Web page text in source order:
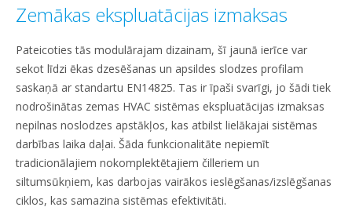
Zemākas ekspluatācijas izmaksas
Pateicoties tās modulārajam dizainam, šī jaunā ierīce var
sekot līdzi ēkas dzesēšanas un apsildes slodzes profilam
saskaņā ar standartu EN14825. Tas ir īpaši svarīgi, jo šādi tiek
nodrošinātas zemas HVAC sistēmas ekspluatācijas izmaksas
nepilnas noslodzes apstākļos, kas atbilst lielākajai sistēmas
darbības laika daļai. Šāda funkcionalitāte nepiemīt
tradicionālajiem nokomplektētajiem čilleriem un
siltumsūkņiem, kas darbojas vairākos ieslēgšanas/izslēgšanas
ciklos, kas samazina sistēmas efektivitāti.